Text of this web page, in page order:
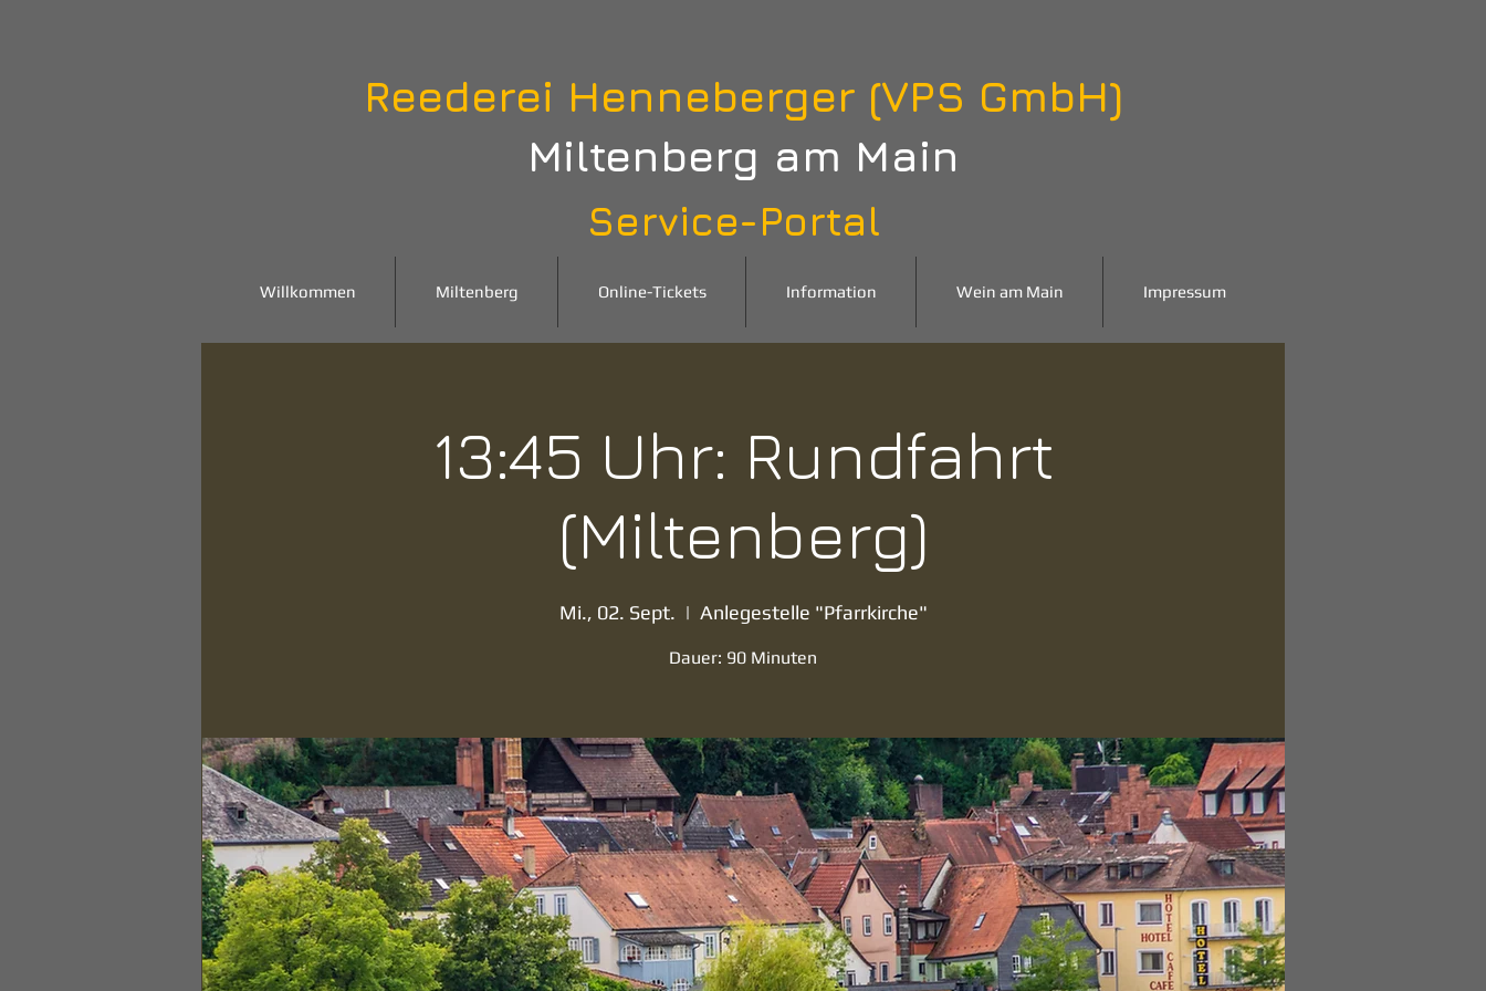
Reederei Henneberger (VPS GmbH)
Miltenberg am Main
Service-Portal
Willkommen Miltenberg Online-Tickets Information Wein am Main Impressum
13:45 Uhr: Rundfahrt
(Miltenberg)
Mi., 02. Sept.
  |
Anlegestelle "Pfarrkirche"
Dauer: 90 Minuten